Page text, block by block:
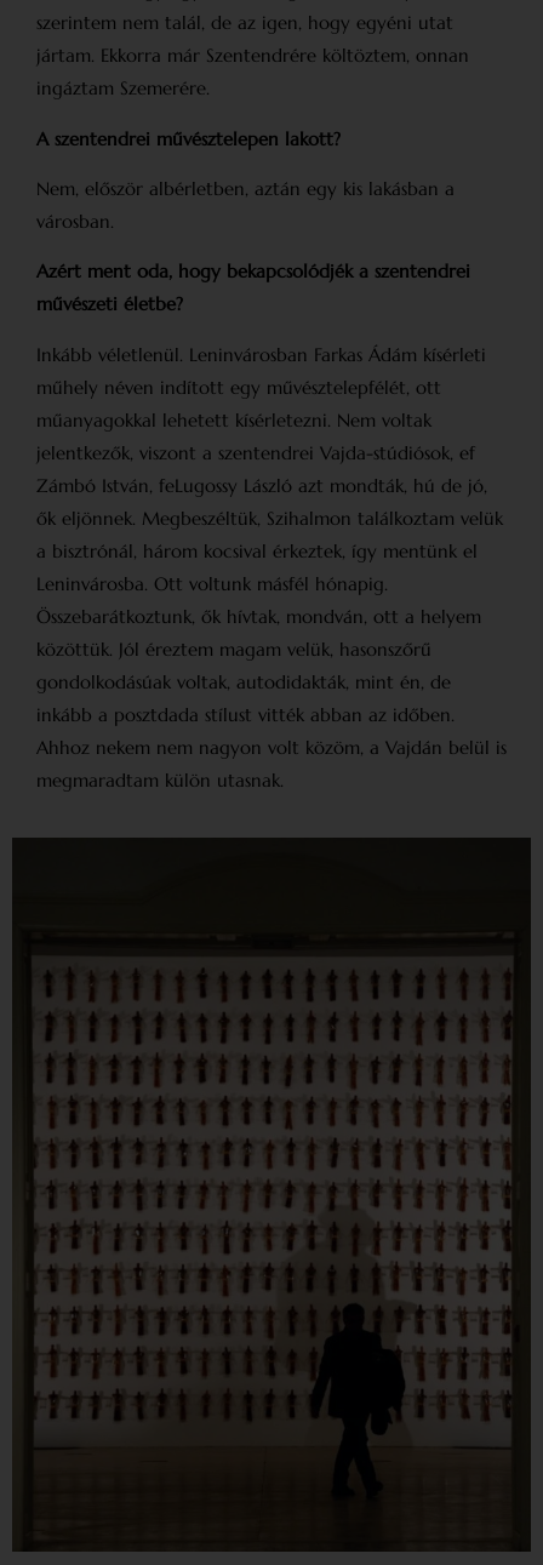
szerintem nem talál, de az igen, hogy egyéni utat
jártam. Ekkorra már Szentendrére költöztem, onnan
ingáztam Szemerére.
A szentendrei művésztelepen lakott?
Nem, először albérletben, aztán egy kis lakásban a
városban.
Azért ment oda, hogy bekapcsolódjék a szentendrei
művészeti életbe?
Inkább véletlenül. Leninvárosban Farkas Ádám kísérleti
műhely néven indított egy művész­telepfélét, ott
műanyagokkal lehetett kísérletezni. Nem voltak
jelentkezők, viszont a szentendrei Vajda-stúdiósok, ef
Zámbó István, feLugossy László azt mondták, hú de jó,
ők eljönnek. Megbeszéltük, Szihalmon találkoztam velük
a bisztrónál, három kocsival érkeztek, így mentünk el
Leninvárosba. Ott voltunk másfél hónapig.
Összebarátkoztunk, ők hívtak, mondván, ott a helyem
közöttük. Jól éreztem magam velük, hasonszőrű
gondolkodásúak voltak, autodidakták, mint én, de
inkább a posztdada stílust vitték abban az időben.
Ahhoz nekem nem nagyon volt közöm, a Vajdán belül is
megmaradtam külön utasnak.